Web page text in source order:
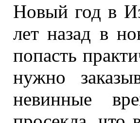
Новый год в
лет назад в
попасть
нужно
невинные